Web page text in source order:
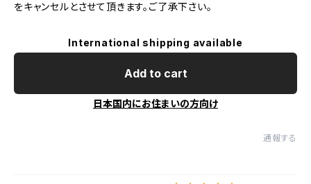
をキャンセルとさせて頂きます。ご了承下さい。
International shipping available
Add to cart
日本国内にお住まいの方向け
通報する